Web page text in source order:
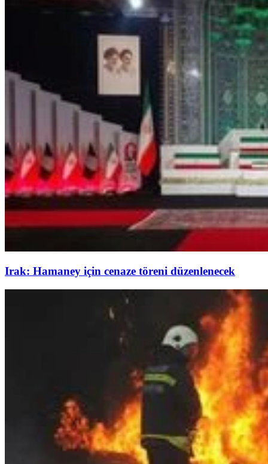
Irak: Hamaney için cenaze töreni düzenlenecek